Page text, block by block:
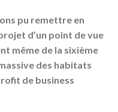
pu remettre en
d’un point de vue
même de la sixième
des habitats
de business